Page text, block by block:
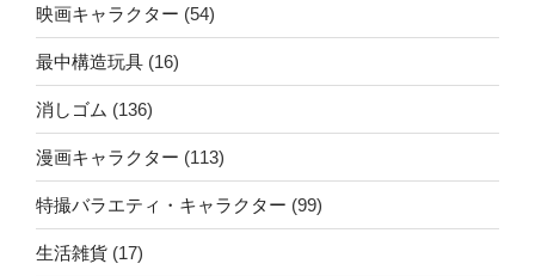
映画キャラクター (54)
最中構造玩具 (16)
消しゴム (136)
漫画キャラクター (113)
特撮バラエティ・キャラクター (99)
生活雑貨 (17)